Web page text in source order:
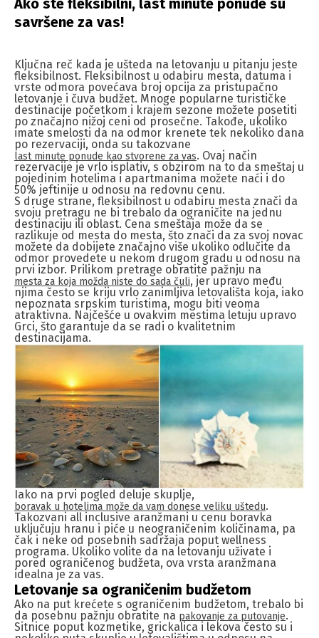
Ako ste fleksibilni, last minute ponude su
savršene za vas!
Ključna reč kada je ušteda na letovanju u pitanju jeste
fleksibilnost. Fleksibilnost u odabiru mesta, datuma i
vrste odmora povećava broj opcija za pristupačno
letovanje i čuva budžet. Mnoge popularne turističke
destinacije početkom i krajem sezone možete posetiti
po značajno nižoj ceni od prosečne. Takođe, ukoliko
imate smelosti da na odmor krenete tek nekoliko dana
po rezervaciji, onda su takozvane
last minute ponude kao stvorene za vas. Ovaj način
rezervacije je vrlo isplativ, s obzirom na to da smeštaj u
pojedinim hotelima i apartmanima možete naći i do
50% jeftinije u odnosu na redovnu cenu.
S druge strane, fleksibilnost u odabiru mesta znači da
svoju pretragu ne bi trebalo da ograničite na jednu
destinaciju ili oblast. Cena smeštaja može da se
razlikuje od mesta do mesta, što znači da za svoj novac
možete da dobijete značajno više ukoliko odlučite da
odmor provedete u nekom drugom gradu u odnosu na
prvi izbor. Prilikom pretrage obratite pažnju na
mesta za koja možda niste do sada čuli, jer upravo među
njima često se kriju vrlo zanimljiva letovališta koja, iako
nepoznata srpskim turistima, mogu biti veoma
atraktivna. Najčešće u ovakvim mestima letuju upravo
Grci, što garantuje da se radi o kvalitetnim
destinacijama.
Iako na prvi pogled deluje skuplje,
boravak u hotelima može da vam donese veliku uštedu.
Takozvani all inclusive aranžmani u cenu boravka
uključuju hranu i piće u neograničenim količinama, pa
čak i neke od posebnih sadržaja poput wellness
programa. Ukoliko volite da na letovanju uživate i
pored ograničenog budžeta, ova vrsta aranžmana
idealna je za vas.
Letovanje sa ograničenim budžetom
Ako na put krećete s ograničenim budžetom, trebalo bi
da posebnu pažnju obratite na pakovanje za putovanje.
Sitnice poput kozmetike, grickalica i lekova često su i